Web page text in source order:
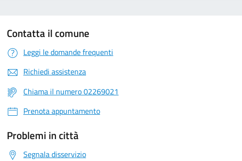
Contatta il comune
Leggi le domande frequenti
Richiedi assistenza
Chiama il numero 02269021
Prenota appuntamento
Problemi in città
Segnala disservizio